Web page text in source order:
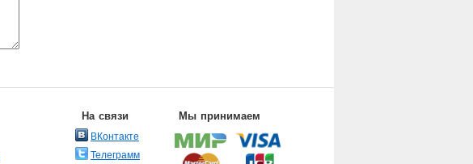
На связи
ВКонтакте
Телеграмм
Мы принимаем